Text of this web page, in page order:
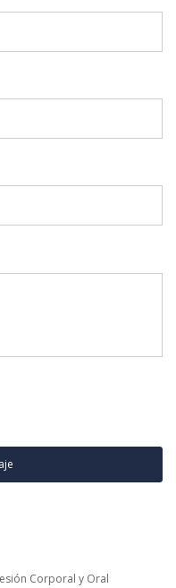
Corporal y Oral